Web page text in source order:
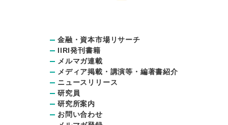
金融・資本市場リサーチ
IIRI発刊書籍
メルマガ連載
メディア掲載・講演等・編著書紹介
ニュースリリース
研究員
研究所案内
お問い合わせ